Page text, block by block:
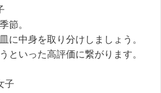
節。
に中身を取り分けしましょう。
といった高評価に繋がります。
子